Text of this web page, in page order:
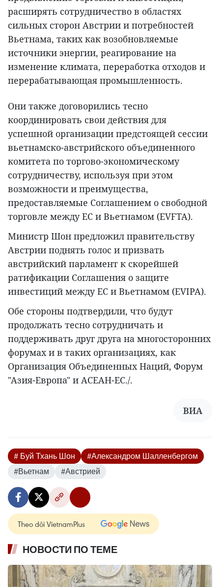
расширять сотрудничество в областях
сильных сторон Австрии и потребностей
Вьетнама, таких как возобновляемые
источники энергии, реагирование на
изменение климата, переработка отходов и
перерабатывающая промышленность.
Они также договорились тесно
координировать свои действия для
успешной организации предстоящей сессии
вьетнамско-австрийского объединенного
комитета по торгово-экономическому
сотрудничеству, используя при этом
возможности и преимущества,
предоставляемые Соглашением о свободной
торговле между ЕС и Вьетнамом (EVFTA).
Министр Шон предложил правительству
Австрии поднять голос и призвать
австрийский парламент к скорейшей
ратификации Соглашения о защите
инвестиций между ЕС и Вьетнамом (EVIPA).
Обе стороны подтвердили, что будут
продолжать тесно сотрудничать и
поддерживать друг друга на многосторонних
форумах и в таких организациях, как
Организация Объединенных Наций, Форум
"Азия-Европа" и АСЕАН-ЕС./.
ВИА
# Буй Тхань Шон
#Александром Шалленбергом
#Вьетнам
#Австрией
Theo dõi VietnamPlus
НОВОСТИ ПО ТЕМЕ